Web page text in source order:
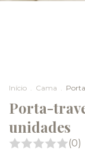
Início . Cama .
Porta-
unidades
(0)